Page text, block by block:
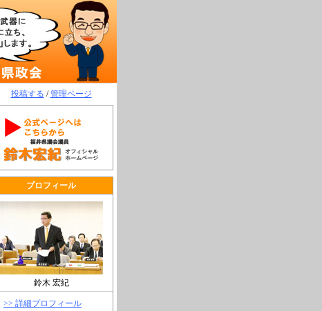
投稿する /管理ページ
プロフィール
鈴木 宏紀
>> 詳細プロフィール